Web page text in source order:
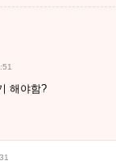
해야함?